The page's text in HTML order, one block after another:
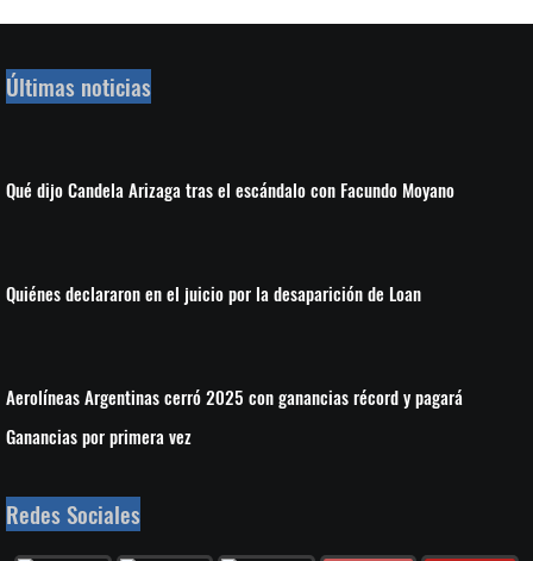
Últimas noticias
Qué dijo Candela Arizaga tras el escándalo con Facundo Moyano
Quiénes declararon en el juicio por la desaparición de Loan
Aerolíneas Argentinas cerró 2025 con ganancias récord y pagará
Ganancias por primera vez
Redes Sociales